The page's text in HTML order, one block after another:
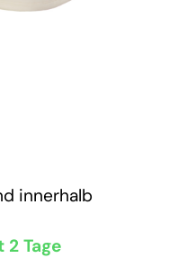
innerhalb
Tage